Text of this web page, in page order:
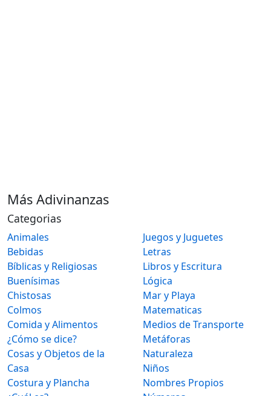
Más Adivinanzas
Categorias
Animales
Bebidas
Bíblicas y Religiosas
Buenísimas
Chistosas
Colmos
Comida y Alimentos
¿Cómo se dice?
Cosas y Objetos de la
Casa
Costura y Plancha
Juegos y Juguetes
Letras
Libros y Escritura
Lógica
Mar y Playa
Matematicas
Medios de Transporte
Metáforas
Naturaleza
Niños
Nombres Propios